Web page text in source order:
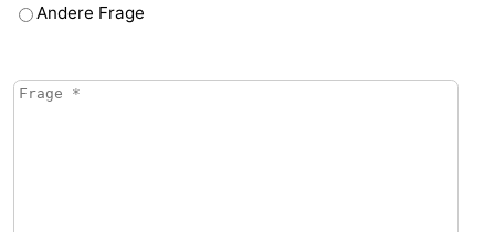
Oranjezon
Oostkapelle
-
Natur
-
Andere Frage